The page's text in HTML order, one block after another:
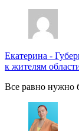
Екатерина -
к жителям
Все равно нужно